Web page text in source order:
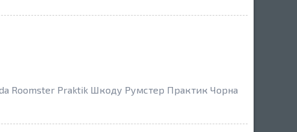
Roomster Praktik Шкоду Румстер Практик Чорна